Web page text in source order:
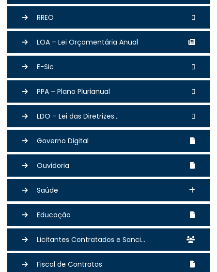
RREO
LOA – Lei Orçamentária Anual
E-Sic
PPA – Plano Plurianual
LDO – Lei das Diretrizes...
Governo Digital
Ouvidoria
Saúde
Educação
Licitantes Contratados e Sanci...
Fiscal de Contratos